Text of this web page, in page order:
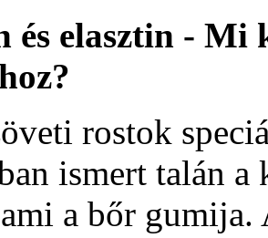
és elasztin -
rostok
ismert talán a
a bőr gumija.